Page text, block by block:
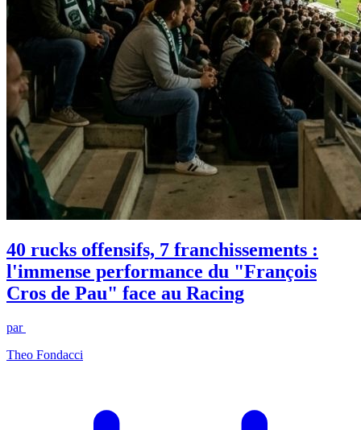
40 rucks offensifs, 7 franchissements :
l'immense performance du "François
Cros de Pau" face au Racing
par
Theo Fondacci